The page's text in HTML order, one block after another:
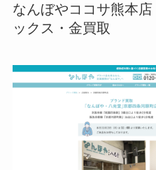
なんぼやココサ熊本
ックス・金買取